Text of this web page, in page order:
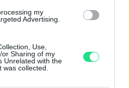
my
Advertising.
Use,
Sharing of my
Unrelated with the
collected.
richiedere maggiori
o prenotare una